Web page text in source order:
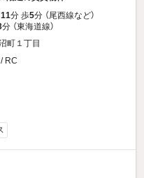
11分 歩5分 （尾西線など）
分 （東海道線）
町１丁目
RC